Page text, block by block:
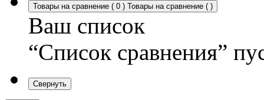
Товары на сравнение ( 0 ) Товары на сравнение ( )
Ваш список
“Список сравнения”
Свернуть